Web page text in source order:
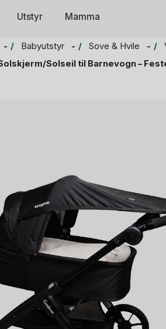
Utstyr Mamma
Babyutstyr Sove & Hvile
Solseil til Barnevogn –